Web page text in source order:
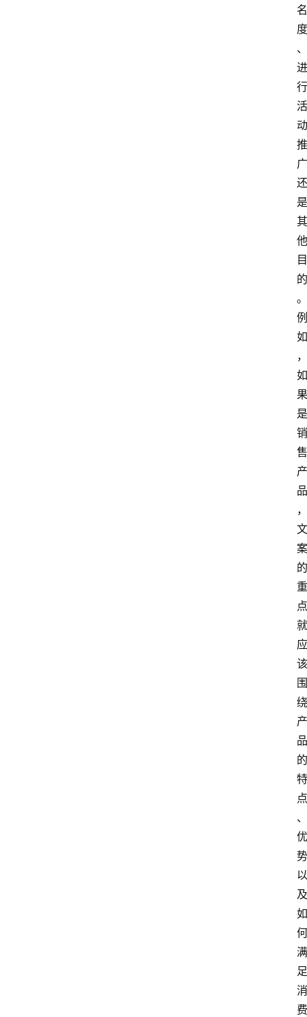
名
度
、
进
行
活
动
推
广
还
是
其
他
目
的
。
例
如
，
如
果
是
销
售
产
品
，
文
案
的
重
点
就
应
该
围
绕
产
品
的
特
点
、
优
势
以
及
如
何
满
足
消
费